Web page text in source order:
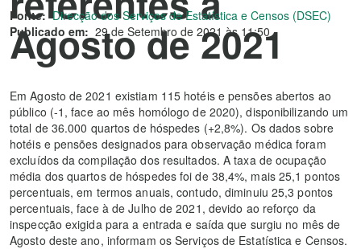
Agosto de 2021
Fonte: Direcção dos Serviços de Estatística e Censos (DSEC)
Publicado em: 29 de Setembro de 2021 às 11:50
Em Agosto de 2021 existiam 115 hotéis e pensões abertos ao
público (-1, face ao mês homólogo de 2020), disponibilizando um
total de 36.000 quartos de hóspedes (+2,8%). Os dados sobre
hotéis e pensões designados para observação médica foram
excluídos da compilação dos resultados. A taxa de ocupação
média dos quartos de hóspedes foi de 38,4%, mais 25,1 pontos
percentuais, em termos anuais, contudo, diminuiu 25,3 pontos
percentuais, face à de Julho de 2021, devido ao reforço da
inspecção exigida para a entrada e saída que surgiu no mês de
Agosto deste ano, informam os Serviços de Estatística e Censos.